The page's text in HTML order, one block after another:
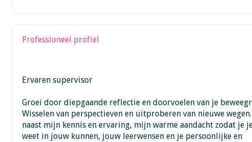
Professioneel profiel
Ervaren supervisor
Groei door diepgaande reflectie en doorvoelen van je
Wisselen van perspectieven en uitproberen van nieuwe
naast mijn kennis en ervaring, mijn warme aandacht zodat je
weet in jouw kunnen, jouw leerwensen en je persoonlijke en